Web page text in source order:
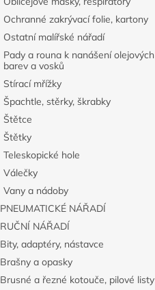
Ochranné zakrývací folie, kartony
Ostatní malířské nářadí
Pady a rouna k nanášení olejových
barev a vosků
Stírací mřížky
Špachtle, stěrky, škrabky
Štětce
Štětky
Teleskopické hole
Válečky
Vany a nádoby
PNEUMATICKÉ NÁŘADÍ
RUČNÍ NÁŘADÍ
Bity, adaptéry, nástavce
Brašny a opasky
Brusné a řezné kotouče, pilové listy